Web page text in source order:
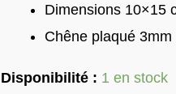
Dimensions 10×15
Chêne plaqué 3mm
Disponibilité : 1 en stock